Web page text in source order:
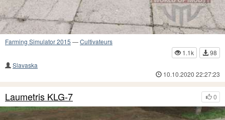
Farming Simulator 2015 —Cultivateurs
1.1k
98
Slavaska
10.10.2020 22:27:23
0
Laumetris KLG-7